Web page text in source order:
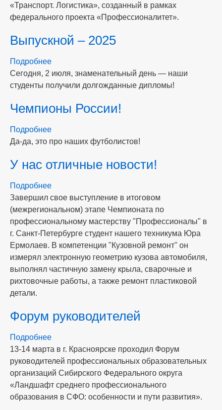
-
Профессионалитет!
«Транспорт. Логистика», созданный в рамках
федерального проекта «Профессионалитет».
Выпускной – 2025
Подробнее
Выпускной
–
Сегодня, 2 июля, знаменательный день — наши
студенты получили долгожданные дипломы!
Чемпионы России!
Подробнее
Чемпионы
Да-да, это про наших футболистов!
У нас отличные новости!
Подробнее
У
нас
отличные
новости!
Завершил свое выступление в итоговом
(межрегиональном) этапе Чемпионата по
профессиональному мастерству "Профессионалы" в
г. Санкт-Петербурге студент нашего техникума Юра
Ермолаев. В компетенции "Кузовной ремонт" он
измерял электронную геометрию кузова автомобиля,
выполнял частичную замену крыла, сварочные и
рихтовочные работы, а также ремонт пластиковой
детали.
Форум руководителей
Подробнее
Форум
руководителей
13-14 марта в г. Красноярске проходил Форум
руководителей профессиональных образовательных
организаций Сибирского Федерального округа
«Ландшафт среднего профессионального
образования в СФО: особенности и пути развития».